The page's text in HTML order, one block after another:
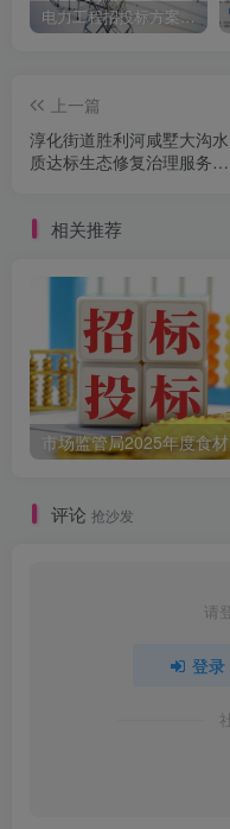
电力工程招投标方案模板
上一篇
淳化街道胜利河咸墅大沟水
质达标生态修复治理服务项
相关推荐
评论 抢沙发
请
登录